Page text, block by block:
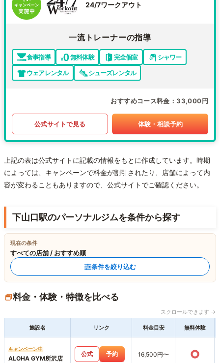
24/7ワークアウト
一流トレーナーの指導
食事指導 無料体験 完全個室
シャワー
ウェアレンタル
シューズレンタル
おすすめコース料金 33,000円
公式サイトで見る 体験・相談予約
上記の表は公式サイトに記載の情報をもとに作成しています。時期
によっては、キャンペーンで料金が割引されたり、店舗によって内
容が変わることもありますので、公式サイトでご確認ください。
下山口駅のパーソナルジムを条件から探す
現在の条件
すべての店舗 / おすすめ順
条件を絞り込む
料金・体験・特徴を比べる
スクロールできます →
施設名 リンク 料金目安 無料体験
キャンペーン中
ALOHA GYM所沢店
公式 予約 16,500円〜 ○